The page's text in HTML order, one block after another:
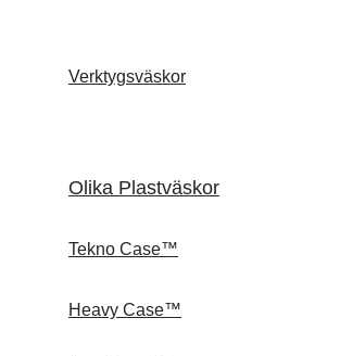
Verktygsväskor
Olika Plastväskor
Tekno Case™
Heavy Case™